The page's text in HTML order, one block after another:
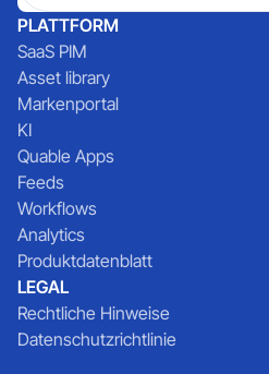
PLATTFORM
SaaS PIM
Asset library
Markenportal
KI
Quable Apps
Feeds
Workflows
Analytics
Produktdatenblatt
LEGAL
Rechtliche Hinweise
Datenschutzrichtlinie